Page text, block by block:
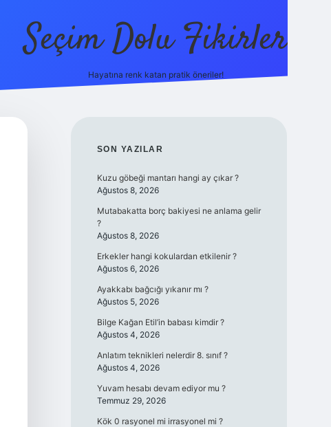
Seçim Dolu Fikirler
Hayatına renk katan pratik öneriler!
SIDEBAR
SON YAZILAR
Kuzu göbeği mantarı hangi ay çıkar ?
Ağustos 8, 2026
Mutabakatta borç bakiyesi ne anlama gelir
?
Ağustos 8, 2026
Erkekler hangi kokulardan etkilenir ?
Ağustos 6, 2026
Ayakkabı bağcığı yıkanır mı ?
Ağustos 5, 2026
Bilge Kağan Etil’in babası kimdir ?
Ağustos 4, 2026
Anlatım teknikleri nelerdir 8. sınıf ?
Ağustos 4, 2026
Yuvam hesabı devam ediyor mu ?
Temmuz 29, 2026
Kök 0 rasyonel mi irrasyonel mi ?